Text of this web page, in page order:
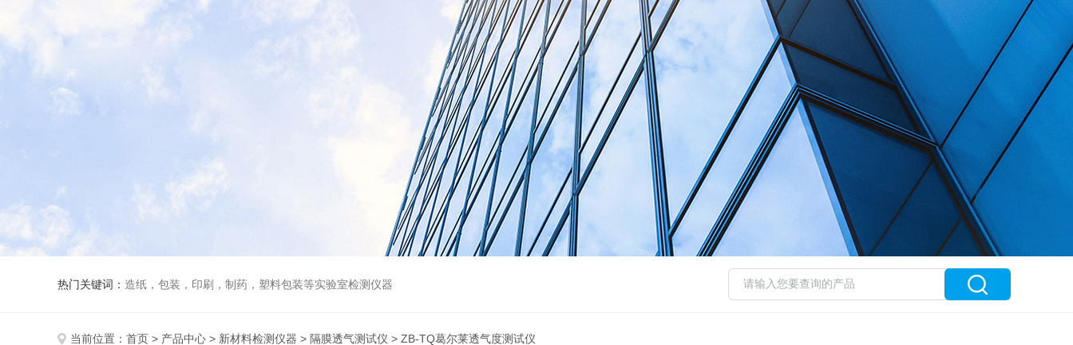
热门关键词： 造纸，包装，印刷，制药，塑料包装等实验室检测仪器
当前位置： 首页 > 产品中心 > 新材料检测仪器 > 隔膜透气测试仪 > ZB-TQ葛尔莱透气度测试仪